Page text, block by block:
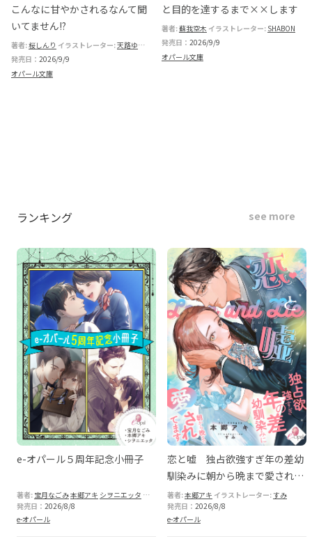
こんなに甘やかされるなんて聞
いてません!?
著者:桜しんり イラストレーター:天路ゆうつづ
発売日： 2026/9/9
オパール文庫
と目的を達するまで××します
著者:蘇我空木 イラストレーター: SHABON
発売日： 2026/9/9
オパール文庫
ランキング see more
e-オパール５周年記念小冊子
著者: 宝月なごみ本郷アキ シヲニエッタ 花色堤篁ふみ
発売日： 2026/8/8
e-オパール
恋と嘘 独占欲強すぎ年の差幼
馴染みに朝から晩まで愛されて
ます
著者:本郷アキ イラストレーター:すみ
発売日： 2026/8/8
e-オパール